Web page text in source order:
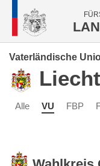
Vaterländische
Alle VU FBP